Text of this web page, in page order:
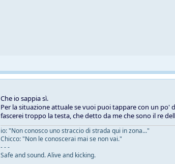
Che io sappia sì.
Per la situazione attuale se vuoi puoi tappare con un
fascerei troppo la testa, che detto da me che sono il re
io: "Non conosco uno straccio di strada qui in zona..."
Chicco: "Non le conoscerai mai se non vai."
- - -
Safe and sound. Alive and kicking.